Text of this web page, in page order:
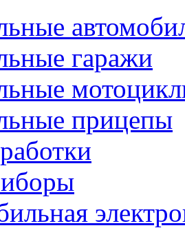
гаражи
прицепы